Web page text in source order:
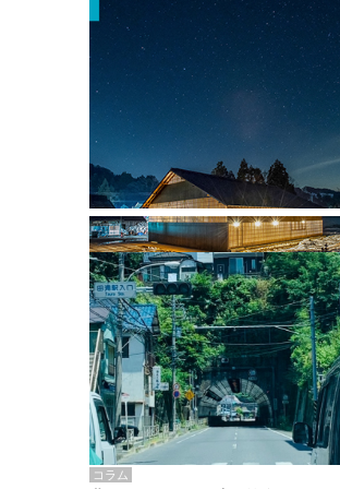
掲載雑誌・書籍
『街歩き研修「アールデコとモダニズ
ム、和風バロック」』のレポート記事
掲載
コラム